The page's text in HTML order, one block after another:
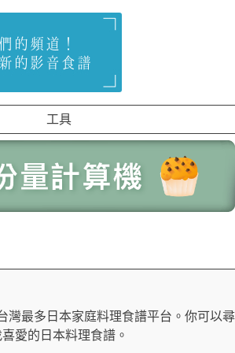
工具
灣最多日本家庭料理食譜平台。你可以尋
愛的日本料理食譜。